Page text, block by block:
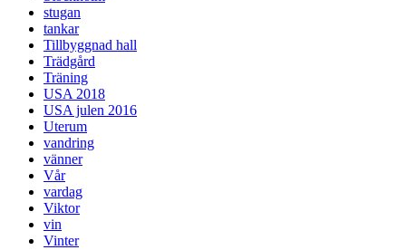
stugan
tankar
Tillbyggnad hall
Trädgård
Träning
USA 2018
USA julen 2016
Uterum
vandring
vänner
Vår
vardag
Viktor
vin
Vinter